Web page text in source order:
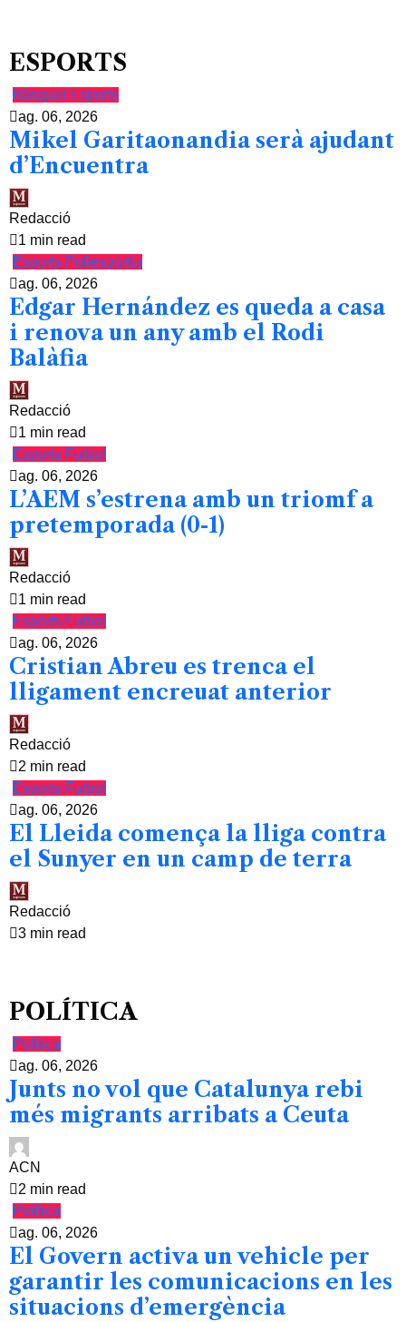
ESPORTS
Bàsquet Esports
ag. 06, 2026
Mikel Garitaonandia serà ajudant
d’Encuentra
Redacció
1 min read
Esports Poliesportiu
ag. 06, 2026
Edgar Hernández es queda a casa
i renova un any amb el Rodi
Balàfia
Redacció
1 min read
Esports Futbol
ag. 06, 2026
L’AEM s’estrena amb un triomf a
pretemporada (0-1)
Redacció
1 min read
Esports Futbol
ag. 06, 2026
Cristian Abreu es trenca el
lligament encreuat anterior
Redacció
2 min read
Esports Futbol
ag. 06, 2026
El Lleida comença la lliga contra
el Sunyer en un camp de terra
Redacció
3 min read
POLÍTICA
Política
ag. 06, 2026
Junts no vol que Catalunya rebi
més migrants arribats a Ceuta
ACN
2 min read
Política
ag. 06, 2026
El Govern activa un vehicle per
garantir les comunicacions en les
situacions d’emergència